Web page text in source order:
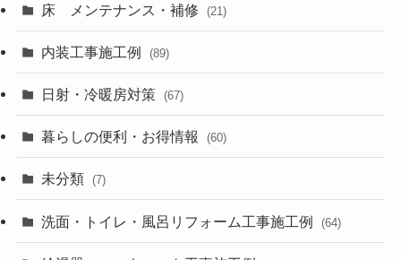
床 メンテナンス・補修 (21)
内装工事施工例 (89)
日射・冷暖房対策 (67)
暮らしの便利・お得情報 (60)
未分類 (7)
洗面・トイレ・風呂リフォーム工事施工例 (64)